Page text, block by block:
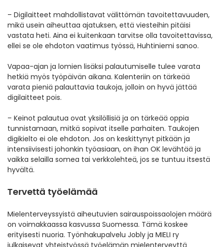
– Digilaitteet mahdollistavat välittömän tavoitettavuuden,
mikä usein aiheuttaa ajatuksen, että viesteihin pitäisi
vastata heti. Aina ei kuitenkaan tarvitse olla tavoitettavissa,
ellei se ole ehdoton vaatimus työssä, Huhtiniemi sanoo.
Vapaa-ajan ja lomien lisäksi palautumiselle tulee varata
hetkiä myös työpäivän aikana. Kalenteriin on tärkeää
varata pieniä palauttavia taukoja, jolloin on hyvä jättää
digilaitteet pois.
– Keinot palautua ovat yksilöllisiä ja on tärkeää oppia
tunnistamaan, mitkä sopivat itselle parhaiten. Taukojen
digikielto ei ole ehdoton. Jos on keskittynyt pitkään ja
intensiivisesti johonkin työasiaan, on ihan OK levähtää ja
vaikka selailla somea tai verkkolehteä, jos se tuntuu itsestä
hyvältä.
Tervettä työelämää
Mielenterveyssyistä aiheutuvien sairauspoissaolojen määrä
on voimakkaassa kasvussa Suomessa. Tämä koskee
erityisesti nuoria. Työnhakupalvelu Jobly ja MIELI ry